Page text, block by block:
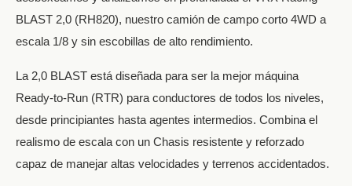
BLAST 2,0 (RH820), nuestro camión de campo corto 4WD a
escala 1/8 y sin escobillas de alto rendimiento.
La 2,0 BLAST está diseñada para ser la mejor máquina
Ready-to-Run (RTR) para conductores de todos los niveles,
desde principiantes hasta agentes intermedios. Combina el
realismo de escala con un Chasis resistente y reforzado
capaz de manejar altas velocidades y terrenos accidentados.